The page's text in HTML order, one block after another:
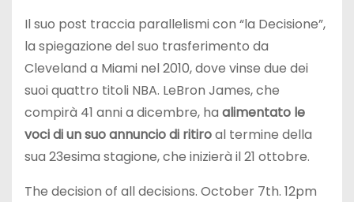
Il suo post traccia parallelismi con “la Decisione”,
la spiegazione del suo trasferimento da
Cleveland a Miami nel 2010, dove vinse due dei
suoi quattro titoli NBA. LeBron James, che
compirà 41 anni a dicembre, ha alimentato le
voci di un suo annuncio di ritiroal termine della
sua 23esima stagione, che inizierà il 21 ottobre.
The decision of all decisions. October 7th. 12pm